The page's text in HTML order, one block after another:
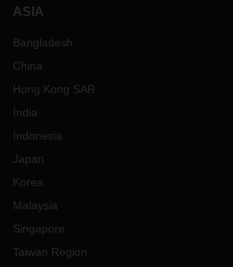
ASIA
Bangladesh
China
Hong Kong SAR
India
Indonesia
Japan
Korea
Malaysia
Singapore
Taiwan Region